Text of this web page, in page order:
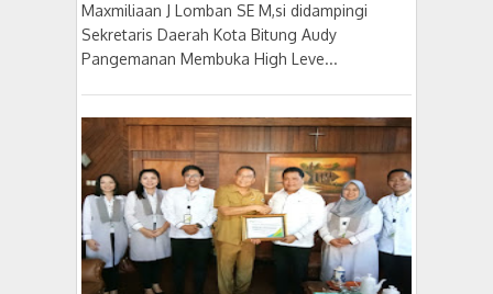
Maxmiliaan J Lomban SE M,si didampingi
Sekretaris Daerah Kota Bitung Audy
Pangemanan Membuka High Leve...